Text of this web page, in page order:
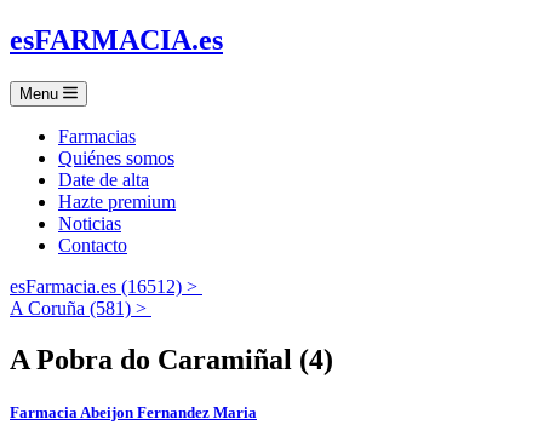
esFARMACIA.es
Menu
Farmacias
Quiénes somos
Date de alta
Hazte premium
Noticias
Contacto
esFarmacia.es (16512) >
A Coruña (581) >
A Pobra do Caramiñal (4)
Farmacia Abeijon Fernandez Maria